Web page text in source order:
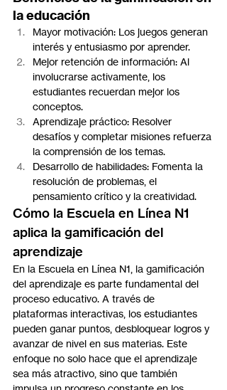
la educación
Mayor motivación: Los juegos generan
interés y entusiasmo por aprender.
Mejor retención de información: Al
involucrarse activamente, los
estudiantes recuerdan mejor los
conceptos.
Aprendizaje práctico: Resolver
desafíos y completar misiones refuerza
la comprensión de los temas.
Desarrollo de habilidades: Fomenta la
resolución de problemas, el
pensamiento crítico y la creatividad.
Cómo la Escuela en Línea N1
aplica la gamificación del
aprendizaje
En la Escuela en Línea N1, la gamificación
del aprendizaje es parte fundamental del
proceso educativo. A través de
plataformas interactivas, los estudiantes
pueden ganar puntos, desbloquear logros y
avanzar de nivel en sus materias. Este
enfoque no solo hace que el aprendizaje
sea más atractivo, sino que también